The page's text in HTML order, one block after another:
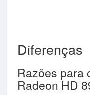
Diferenças
Razões para
Radeon HD